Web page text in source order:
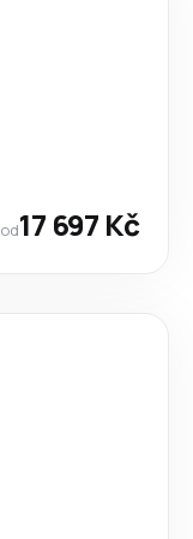
od17 697 Kč